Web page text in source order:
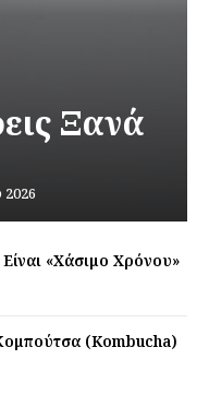
Ξανά
«Χάσιμο Χρόνου»
(Kombucha)